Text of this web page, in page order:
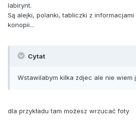
labirynt.
Są alejki, polanki, tabliczki z
konopii...
Cytat
Wstawilabym kilka zdjec ale nie wiem
dla przykładu tam możesz wrzucać foty